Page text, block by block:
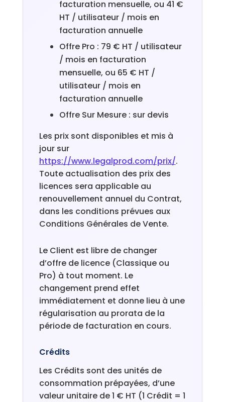
facturation mensuelle, ou 41 €
HT / utilisateur / mois en
facturation annuelle
Offre Pro : 79 € HT / utilisateur
/ mois en facturation
mensuelle, ou 65 € HT /
utilisateur / mois en
facturation annuelle
Offre Sur Mesure : sur devis
Les prix sont disponibles et mis à
jour sur
https://www.legalprod.com/prix/.
Toute actualisation des prix des
licences sera applicable au
renouvellement annuel du Contrat,
dans les conditions prévues aux
Conditions Générales de Vente.
Le Client est libre de changer
d’offre de licence (Classique ou
Pro) à tout moment. Le
changement prend effet
immédiatement et donne lieu à une
régularisation au prorata de la
période de facturation en cours.
Crédits
Les Crédits sont des unités de
consommation prépayées, d’une
valeur unitaire de 1 € HT (1 Crédit = 1